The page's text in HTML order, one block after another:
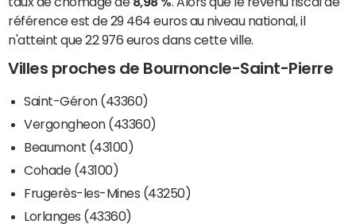
référence est de 29 464 euros au niveau national, il
n'atteint que 22 976 euros dans cette ville.
Villes proches de Bournoncle-Saint-Pierre
Saint-Géron (43360)
Vergongheon (43360)
Beaumont (43100)
Cohade (43100)
Frugerès-les-Mines (43250)
Lorlanges (43360)